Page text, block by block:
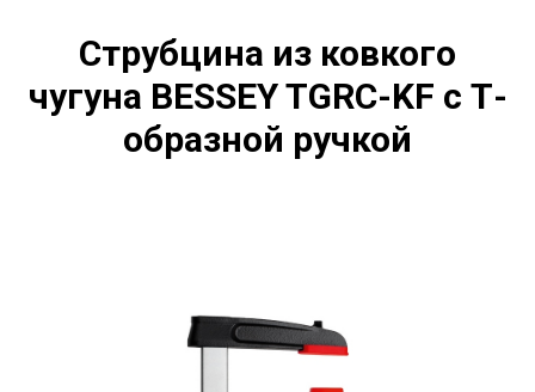
Cтрубцина из ковкого
чугуна BESSEY TGRC-KF с Т-
образной ручкой